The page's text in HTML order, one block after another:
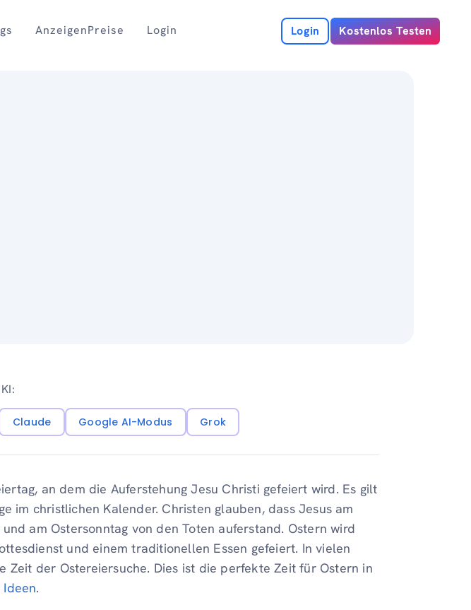
AnzeigenPreise Login Login Kostenlos Testen
Claude Google AI-Modus Grok
an dem die Auferstehung Jesu Christi gefeiert wird. Es gilt
im christlichen Kalender. Christen glauben, dass Jesus am
am Ostersonntag von den Toten auferstand. Ostern wird
und einem traditionellen Essen gefeiert. In vielen
Zeit der Ostereiersuche. Dies ist die perfekte Zeit für Ostern in
.